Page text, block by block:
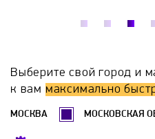
Выберите свой город и
к вам максимально
МОСКВА МОСКОВСКАЯ